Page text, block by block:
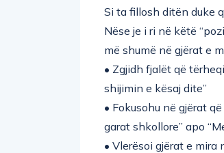
Si ta fillosh ditën duke
Nëse je i ri në këtë
më shumë në gjërat e
• Zgjidh fjalët që
shijimin e kësaj dite”
• Fokusohu në gjërat
garat shkollore” apo
• Vlerësoi gjërat e mira